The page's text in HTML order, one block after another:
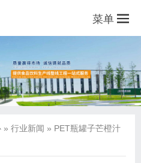
菜单
» 行业新闻 » PET瓶罐子芒橙汁